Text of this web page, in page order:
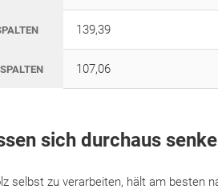
139,39
107,06
sich durchaus
selbst zu verarbeiten, hält am besten